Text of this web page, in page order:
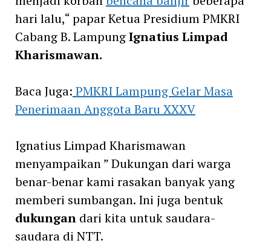
hari lalu,“ papar Ketua Presidium PMKRI
Cabang B. LampungIgnatius Limpad
Kharismawan.
Baca Juga: PMKRI Lampung Gelar Masa
Penerimaan Anggota Baru XXXV
Ignatius Limpad Kharismawan
menyampaikan ” Dukungan dari warga
benar-benar kami rasakan banyak yang
memberi sumbangan. Ini juga bentuk
dukungandari kita untuk saudara-
saudara di NTT.